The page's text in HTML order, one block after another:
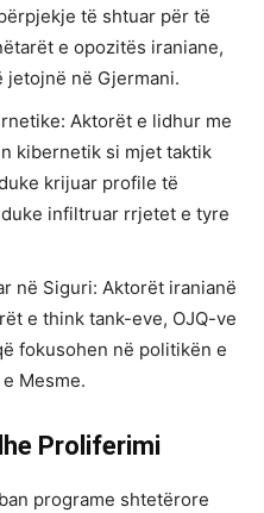
të shtuar për të
e opozitës iraniane,
jetojnë në Gjermani.
Aktorët e lidhur me
kibernetik si mjet taktik
krijuar profile të
infiltruar rrjetet e tyre
në Siguri: Aktorët iranianë
e think tank-eve, OJQ-ve
fokusohen në politikën e
Mesme.
Proliferimi
programe shtetërore